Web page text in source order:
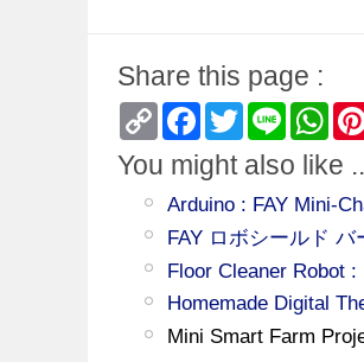
Share this page :
Copy
Link
Facebook
TwitterLine
You might also like
Arduino : FAY Mini-
FAY ロボシールド バ
Floor Cleaner Robot
Homemade Digital
Mini Smart Farm